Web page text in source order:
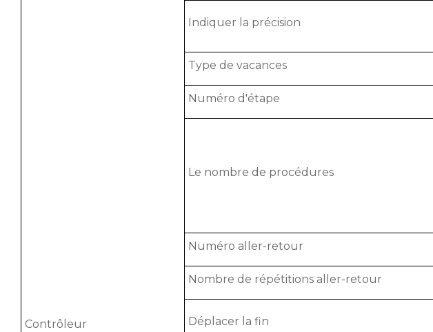
Contrôleur
Indiquer la précision
Type de vacances
Numéro d'étape
Le nombre de procédures
Numéro aller-retour
Nombre de répétitions aller-retour
Déplacer la fin